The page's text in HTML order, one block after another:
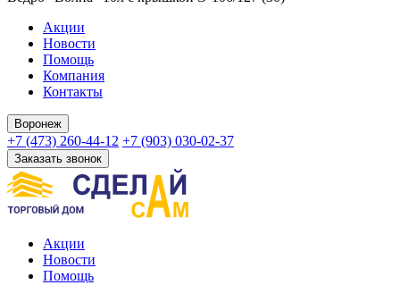
Акции
Новости
Помощь
Компания
Контакты
Воронеж
+7 (473) 260-44-12 +7 (903) 030-02-37
Заказать звонок
Акции
Новости
Помощь